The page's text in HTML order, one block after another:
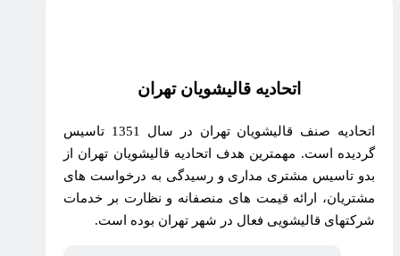
اتحادیه قالیشویان تهران
اتحادیه صنف قالیشویان تهران در سال 1351 تاسیس
گردیده است. مهمترین هدف اتحادیه قالیشویان تهران از
بدو تاسیس مشتری مداری و رسیدگی به درخواست های
مشتریان، ارائه قیمت های منصفانه و نظارت بر خدمات
شرکتهای قالیشویی فعال در شهر تهران بوده است.